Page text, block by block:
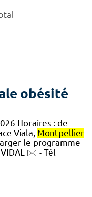
obésité
Horaires : de
Viala, Montpellier
le programme
🖂 - Tél